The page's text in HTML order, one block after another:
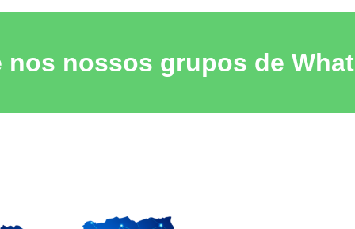
nos nossos grupos de